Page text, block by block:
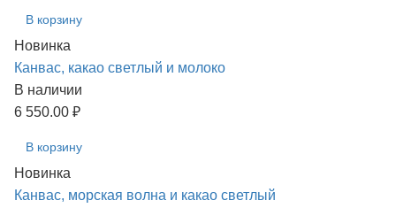
В корзину
Новинка
Канвас, какао светлый и молоко
В наличии
6 550.00 ₽
В корзину
Новинка
Канвас, морская волна и какао светлый